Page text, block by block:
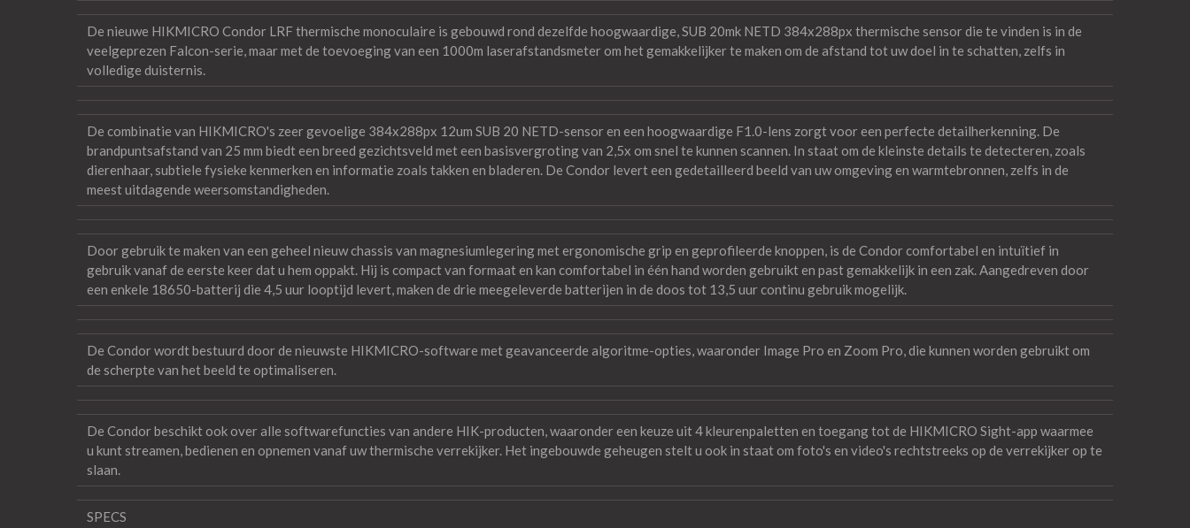
De nieuwe HIKMICRO Condor LRF thermische monoculaire is gebouwd rond dezelfde hoogwaardige, SUB 20mk NETD 384x288px thermische sensor die te vinden is in de
veelgeprezen Falcon-serie, maar met de toevoeging van een 1000m laserafstandsmeter om het gemakkelijker te maken om de afstand tot uw doel in te schatten, zelfs in
volledige duisternis.
De combinatie van HIKMICRO's zeer gevoelige 384x288px 12um SUB 20 NETD-sensor en een hoogwaardige F1.0-lens zorgt voor een perfecte detailherkenning. De
brandpuntsafstand van 25 mm biedt een breed gezichtsveld met een basisvergroting van 2,5x om snel te kunnen scannen. In staat om de kleinste details te detecteren, zoals
dierenhaar, subtiele fysieke kenmerken en informatie zoals takken en bladeren. De Condor levert een gedetailleerd beeld van uw omgeving en warmtebronnen, zelfs in de
meest uitdagende weersomstandigheden.
Door gebruik te maken van een geheel nieuw chassis van magnesiumlegering met ergonomische grip en geprofileerde knoppen, is de Condor comfortabel en intuïtief in
gebruik vanaf de eerste keer dat u hem oppakt. Hij is compact van formaat en kan comfortabel in één hand worden gebruikt en past gemakkelijk in een zak. Aangedreven door
een enkele 18650-batterij die 4,5 uur looptijd levert, maken de drie meegeleverde batterijen in de doos tot 13,5 uur continu gebruik mogelijk.
De Condor wordt bestuurd door de nieuwste HIKMICRO-software met geavanceerde algoritme-opties, waaronder Image Pro en Zoom Pro, die kunnen worden gebruikt om
de scherpte van het beeld te optimaliseren.
De Condor beschikt ook over alle softwarefuncties van andere HIK-producten, waaronder een keuze uit 4 kleurenpaletten en toegang tot de HIKMICRO Sight-app waarmee
u kunt streamen, bedienen en opnemen vanaf uw thermische verrekijker. Het ingebouwde geheugen stelt u ook in staat om foto's en video's rechtstreeks op de verrekijker op te
slaan.
SPECS